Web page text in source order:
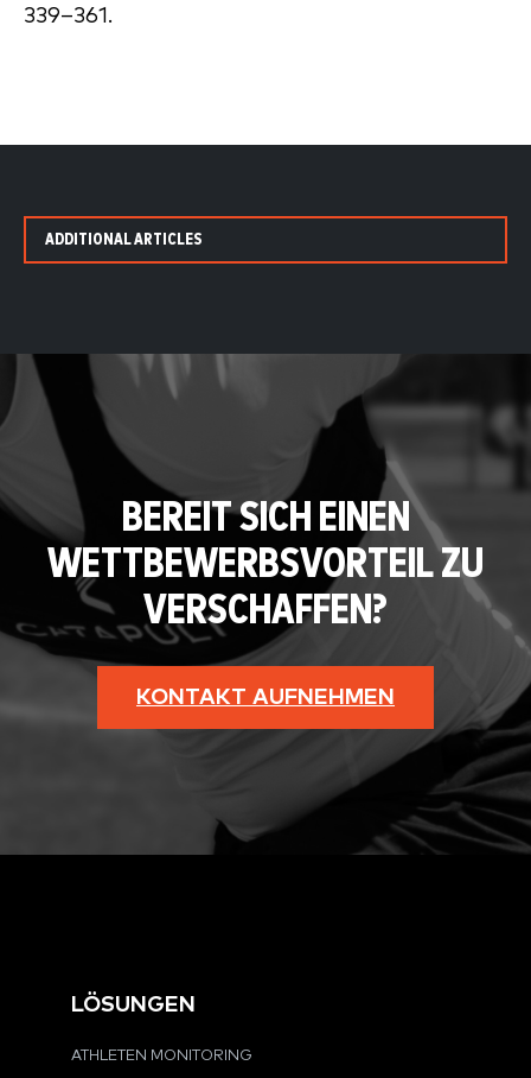
339–361.
ADDITIONAL ARTICLES
BEREIT SICH EINEN
WETTBEWERBSVORTEIL ZU
VERSCHAFFEN?
KONTAKT AUFNEHMEN
LÖSUNGEN
ATHLETEN MONITORING